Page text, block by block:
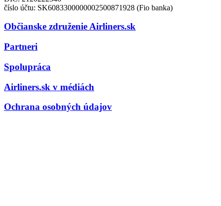
číslo účtu: SK6083300000002500871928 (Fio banka)
Občianske združenie Airliners.sk
Partneri
Spolupráca
Airliners.sk v médiách
Ochrana osobných údajov